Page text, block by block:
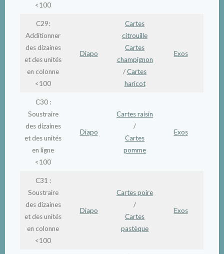
<100
C29:
Additionner
des dizaines
et des unités
en colonne
<100
Diapo
Cartes
citrouille
Cartes
champignon
/Cartes
haricot
Exos
C30 :
Soustraire
des dizaines
et des unités
en ligne
<100
Diapo
Cartes raisin
/
Cartes
pomme
Exos
C31 :
Soustraire
des dizaines
et des unités
en colonne
<100
Diapo
Cartes poire
/
Cartes
pastèque
Exos